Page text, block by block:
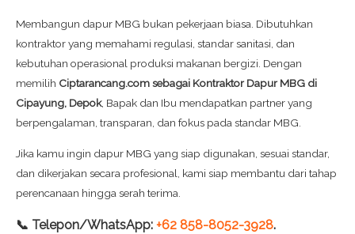
Membangun dapur MBG bukan pekerjaan biasa. Dibutuhkan
kontraktor yang memahami regulasi, standar sanitasi, dan
kebutuhan operasional produksi makanan bergizi. Dengan
memilih Ciptarancang.com sebagai Kontraktor Dapur MBG di
Cipayung, Depok, Bapak dan Ibu mendapatkan partner yang
berpengalaman, transparan, dan fokus pada standar MBG.
Jika kamu ingin dapur MBG yang siap digunakan, sesuai standar,
dan dikerjakan secara profesional, kami siap membantu dari tahap
perencanaan hingga serah terima.
📞 Telepon/WhatsApp: +62 858-8052-3928.